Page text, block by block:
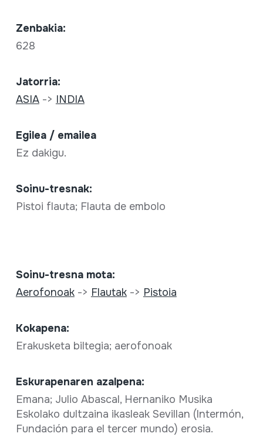
Zenbakia:
628
Jatorria:
ASIA-> INDIA
Egilea / emailea
Ez dakigu.
Soinu-tresnak:
Pistoi flauta; Flauta de embolo
Soinu-tresna mota:
Aerofonoak-> Flautak-> Pistoia
Kokapena:
Erakusketa biltegia; aerofonoak
Eskurapenaren azalpena:
Emana; Julio Abascal, Hernaniko Musika
Eskolako dultzaina ikasleak Sevillan (Intermón,
Fundación para el tercer mundo) erosia.